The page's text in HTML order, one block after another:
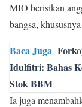
MIO berisikan
bangsa,
Baca Juga
Idulfitri: Bahas
Stok BBM
Ia juga